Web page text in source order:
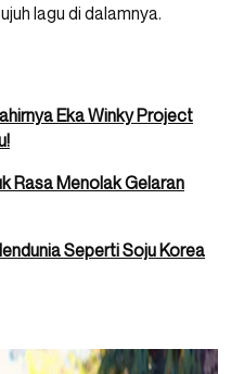
lagu di dalamnya.
Eka Winky Project
Rasa Menolak Gelaran
Seperti Soju Korea